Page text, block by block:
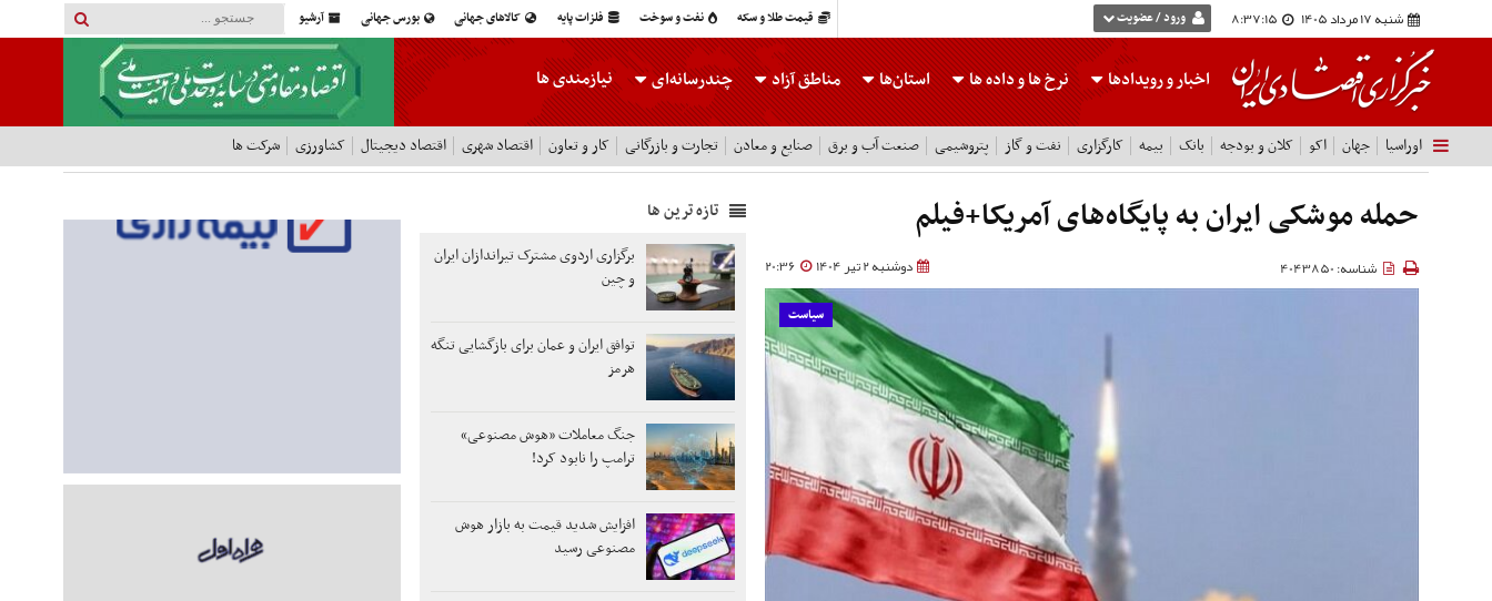
قیمت طلا و سکه نفت و سوخت فلزات پایه کالاهای جهانی بورس جهانی آرشیو شنبه 17 مرداد 1405 8:37:16 ورود / عضویت
اخبار و رویدادها نرخ هاو داده ها استان‌ها مناطق آزاد چندرسانه‌ای نیازمندی ها
اوراسیا جهان اکو کلان و بودجه بانک بیمه کارگزاری نفت و گاز پتروشیمی صنعت آب و برق صنایع و معادن تجارت و بازرگانی کار و تعاون اقتصاد شهری اقتصاد دیجیتال کشاورزی شرکت ها
حمله موشکی ایران به پایگاه‌های آمریکا+فیلم
دوشنبه 2 تیر 1404 20:36 شناسه: 4043850
سیاست
تازه ترین ها
برگزاری اردوی مشترک تیراندازان ایران
و چین
توافق ایران و عمان برای بازگشایی تنگه
هرمز
جنگ معاملات «هوش مصنوعی»
ترامپ را نابود کرد!
افزایش شدید قیمت به بازار هوش
مصنوعی رسید